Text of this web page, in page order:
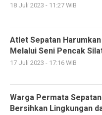
18 Juli 2023 - 11:27 WIB
Atlet Sepatan
Melalui Seni Pencak
17 Juli 2023 - 17:16 WIB
Warga Permata
Bersihkan Lingkungan